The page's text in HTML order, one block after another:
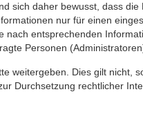
sich daher bewusst, dass
nur für einen
entsprechenden
Personen
weitergeben. Dies gilt nicht,
Durchsetzung rechtlicher